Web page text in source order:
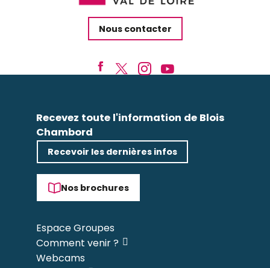
Nous contacter
Recevez toute l'information de Blois
Chambord
Recevoir les dernières infos
Nos brochures
Espace Groupes
Comment venir ?
Webcams